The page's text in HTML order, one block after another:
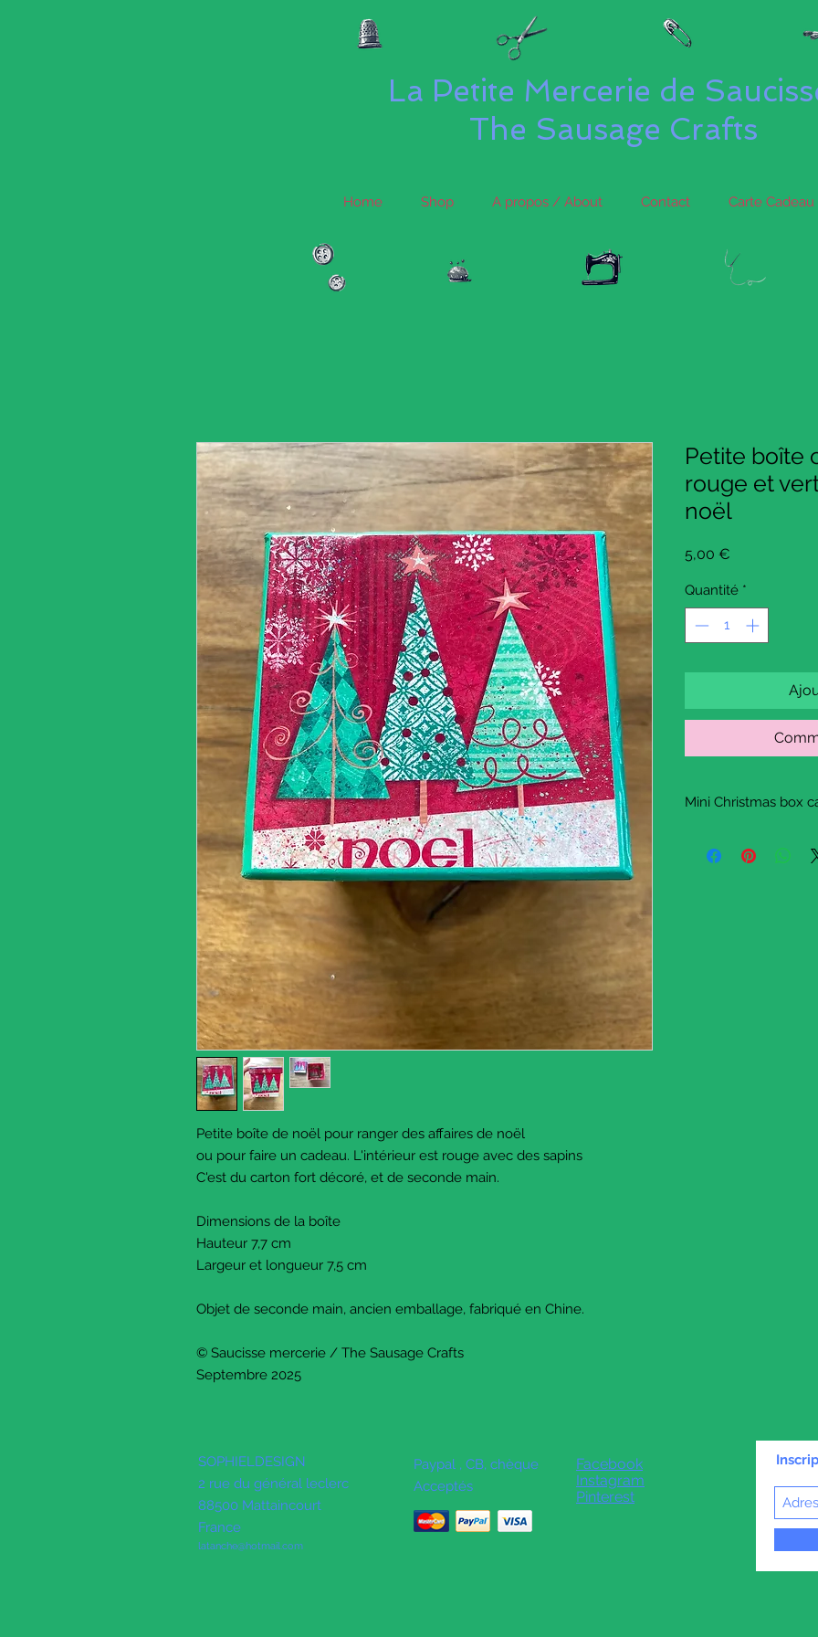
La Petite Mercerie de
The Sausage Crafts
Home Shop A propos / About Contact Carte
Petite boîte de noël pour ranger des affaires de noël
ou pour faire un cadeau. L'intérieur est rouge avec des sapins
C'est du carton fort décoré, et de seconde main.
Dimensions de la boîte
Hauteur 7,7 cm
Largeur et longueur 7,5 cm
Objet de seconde main, ancien emballage, fabriqué en Chine.
© Saucisse mercerie / The Sausage Crafts
Septembre 2025
Petite boîte
rouge et
noël
5,00 €
Quantité *
Mini Christmas box
storage.
SOPHIELDESIGN
2 rue du général leclerc
88500 Mattaincourt
France
latanche@hotmail.com
Paypal , CB, chèque
Acceptés
Facebook
Instagram
Pinterest